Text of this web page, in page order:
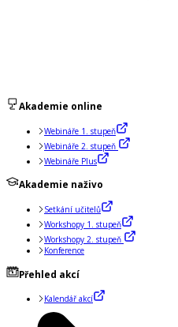
Akademie online
Webináře 1. stupeň
Webináře 2. stupeň
Webináře Plus
Akademie naživo
Setkání učitelů
Workshopy 1. stupeň
Workshopy 2. stupeň
Konference
Přehled akcí
Kalendář akcí